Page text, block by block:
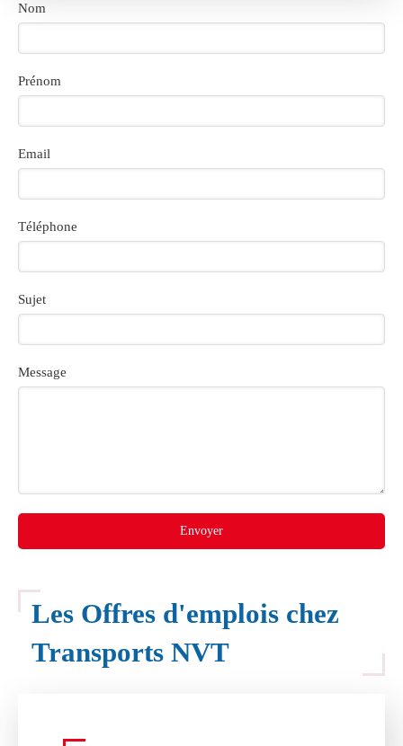
Nom
Prénom
Email
Téléphone
Sujet
Message
Envoyer
Les Offres d'emplois chez
Transports NVT